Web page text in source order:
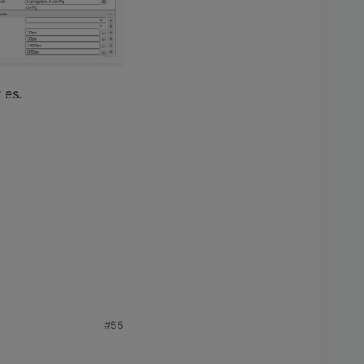
werden, sondern
#55